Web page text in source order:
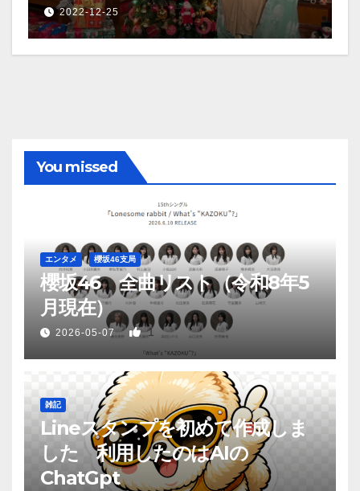
2022-12-25
You missed
エンタメ 櫻坂46支局
櫻坂46 全曲リスト（令和8年5
月現在）
2026-05-07 1
雑記
Lineスタンプを初めて作成しま
した 利用したのはAIの
ChatGpt